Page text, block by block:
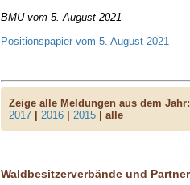
BMU vom 5. August 2021
Positionspapier vom 5. August 2021
Zeige alle Meldungen aus dem Jahr:
2017| 2016| 2015| alle
Waldbesitzerverbände und